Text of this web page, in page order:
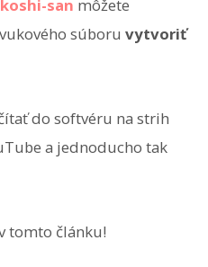
san môžete
súboru vytvoriť
do softvéru na strih
a jednoducho tak
tomto článku!